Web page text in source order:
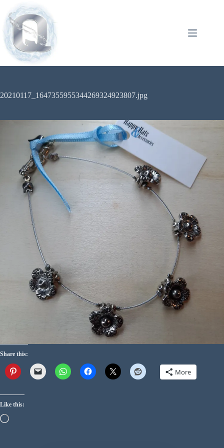
20210117_1647355955344269324923807.jpg
Share this:
More
Like this: